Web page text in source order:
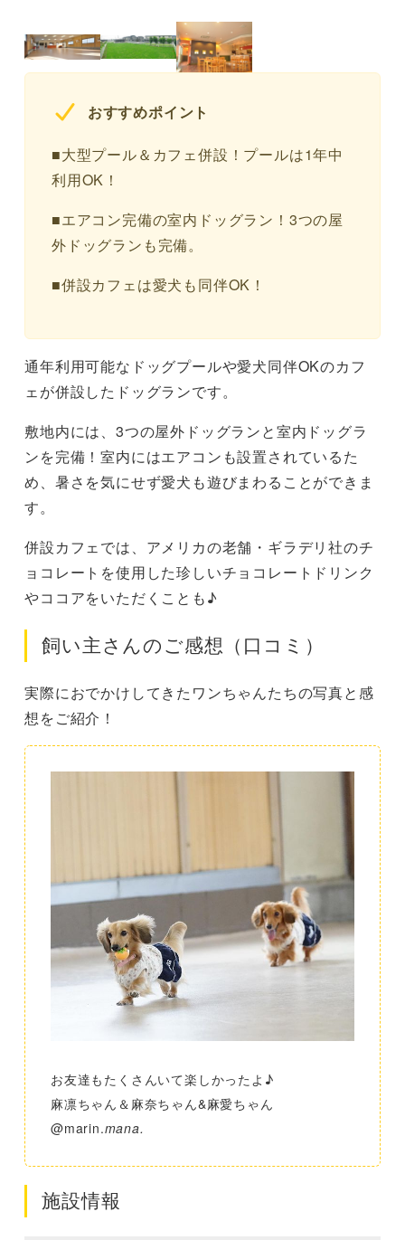
おすすめポイント
■大型プール＆カフェ併設！プールは1年中
利用OK！
■エアコン完備の室内ドッグラン！3つの屋
外ドッグランも完備。
■併設カフェは愛犬も同伴OK！
通年利用可能なドッグプールや愛犬同伴OKのカフ
ェが併設したドッグランです。
敷地内には、3つの屋外ドッグランと室内ドッグラ
ンを完備！室内にはエアコンも設置されているた
め、暑さを気にせず愛犬も遊びまわることができま
す。
併設カフェでは、アメリカの老舗・ギラデリ社のチ
ョコレートを使用した珍しいチョコレートドリンク
やココアをいただくことも♪
飼い主さんのご感想（口コミ）
実際におでかけしてきたワンちゃんたちの写真と感
想をご紹介！
お友達もたくさんいて楽しかったよ♪
麻凛ちゃん＆麻奈ちゃん&麻愛ちゃん
@marin.mana.
施設情報